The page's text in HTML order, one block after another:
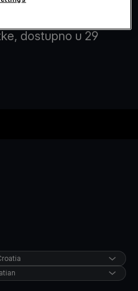
dostupno u 29